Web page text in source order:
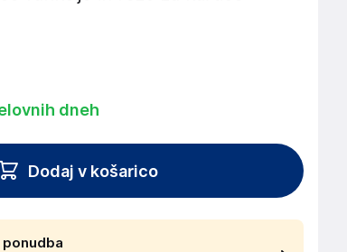
dneh
Dodaj v košarico